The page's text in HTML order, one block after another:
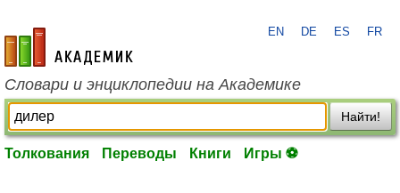
academic.ru
EN DE ES FR
Словари и энциклопедии на Академике
Найти!
Толкования Переводы Книги Игры ⚽